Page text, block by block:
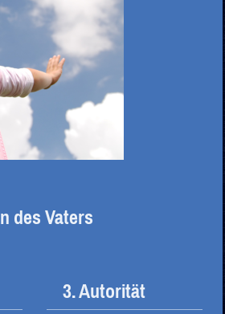
des Vaters
3. Autorität